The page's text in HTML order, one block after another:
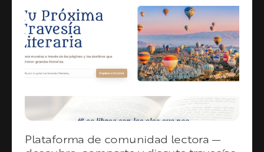
Plataforma de comunidad lectora —